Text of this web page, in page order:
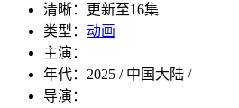
清晰：
更新至16集
类型： 动画
主演：
年代： 2025 / 中国大陆 /
导演：